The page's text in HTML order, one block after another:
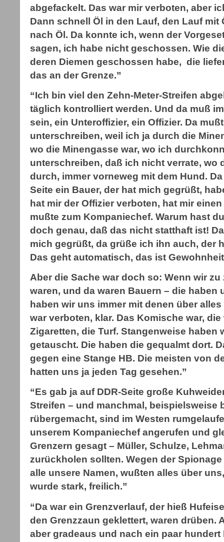
abgefackelt. Das war mir verboten, aber
Dann schnell Öl in den Lauf, den Lauf mit
nach Öl. Da konnte ich, wenn der
sagen, ich habe nicht geschossen. Wie
deren Diemen geschossen habe, die
das an der Grenze.”
“Ich bin viel den Zehn-Meter-Streifen
täglich kontrolliert werden. Und da muß
sein, ein Unteroffizier, ein Offizier. Da
unterschreiben, weil ich ja durch die
wo die Minengasse war, wo ich
unterschreiben, daß ich nicht verrate, wo
durch, immer vorneweg mit dem Hund.
Seite ein Bauer, der hat mich gegrüßt,
hat mir der Offizier verboten, hat mir
mußte zum Kompaniechef. Warum hast
doch genau, daß das nicht statthaft ist!
mich gegrüßt, da grüße ich ihn auch, der
Das geht automatisch, das ist
Aber die Sache war doch so: Wenn wir
waren, und da waren Bauern – die haben
haben wir uns immer mit denen über
war verboten, klar. Das Komische war,
Zigaretten, die Turf. Stangenweise haben
getauscht. Die haben die gequalmt dort.
gegen eine Stange HB. Die meisten von
hatten uns ja jeden Tag gesehen.”
“Es gab ja auf DDR-Seite große
Streifen – und manchmal, beispielsweise
rübergemacht, sind im Westen
unserem Kompaniechef angerufen und
Grenzern gesagt – Müller, Schulze,
zurückholen sollten. Wegen der
alle unsere Namen, wußten alles über
wurde stark, freilich.”
“Da war ein Grenzverlauf, der hieß
den Grenzzaun geklettert, waren drüben.
aber gradeaus und nach ein paar hundert